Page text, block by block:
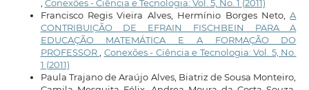
Conexões - Ciência e Tecnologia: Vol. 5, No. 1 (2011)
Francisco Regis Vieira Alves, Hermínio Borges Neto,A
CONTRIBUIÇÃO DE EFRAIN FISCHBEIN PARA A
EDUCAÇÃO MATEMÁTICA E A FORMAÇÃO DO
PROFESSOR
Conexões - Ciência e Tecnologia: Vol. 5, No.
1 (2011)
Paula Trajano de Araújo Alves, Biatriz de Sousa Monteiro,